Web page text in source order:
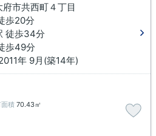
市共西町４丁目
歩20分
徒歩34分
歩49分
年 9月(築14年)
積 70.43㎡